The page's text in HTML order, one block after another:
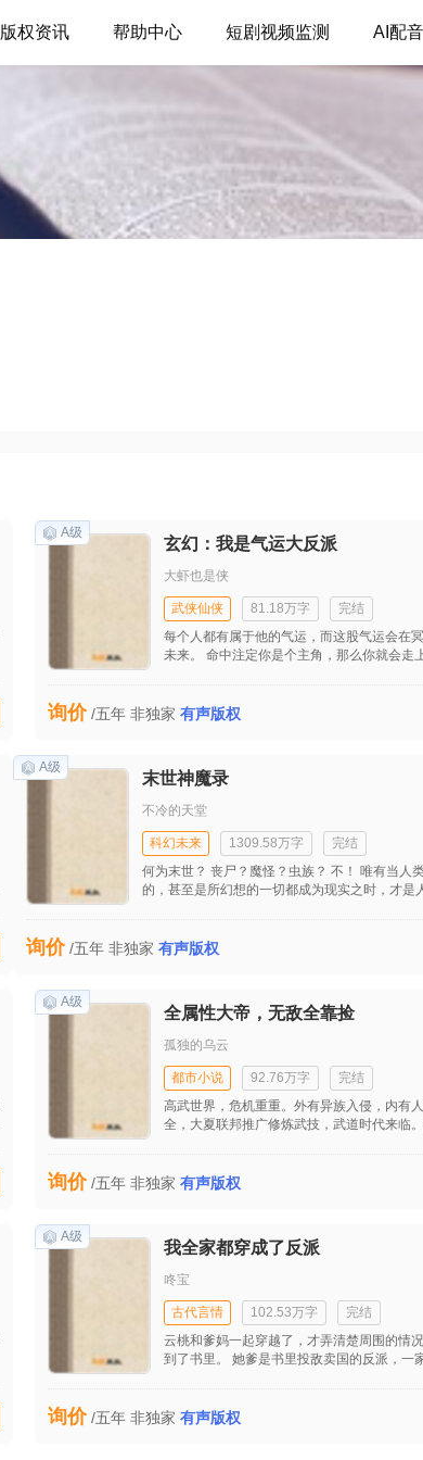
版权资讯 帮助中心 短剧视频监测 AI配音
A级
玄幻：我是气运大反派
大虾也是侠
武侠仙侠 81.18万字
完结
每个人都有属于他的气运，而这股气运会在
未来。 命中注定你是个主角，那么你就会走
角？ 他们有的选，但秦宇没有，因为他的气
个反派！纯粹的反派！ 大哥！以前我没得选
询价 /五年 非独家 有声版权
A级
末世神魔录
不冷的天堂
科幻未来 1309.58万字
完结
何为末世？ 丧尸？魔怪？虫族？ 不！ 唯有当人
的，甚至是所幻想的一切都成为现实之时，才是
一切，都将降临于世！ 这是真正的末日，这是
询价 /五年 非独家 有声版权
A级
全属性大帝，无敌全靠捡
孤独的乌云
都市小说 92.76万字
完结
高武世界，危机重重。外有异族入侵，内有
全，大夏联邦推广修炼武技，武道时代来临
此，别人练武我去捡。 不知不觉，苏安林发
询价 /五年 非独家 有声版权
A级
我全家都穿成了反派
咚宝
古代言情 102.53万字
完结
云桃和爹妈一起穿越了，才弄清楚周围的情
到了书里。 她爹是书里投敌卖国的反派，一家人都没活到大结局，这
询价 /五年 非独家 有声版权